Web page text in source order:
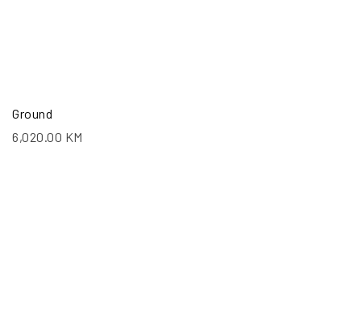
Ground
6,020.00 KM